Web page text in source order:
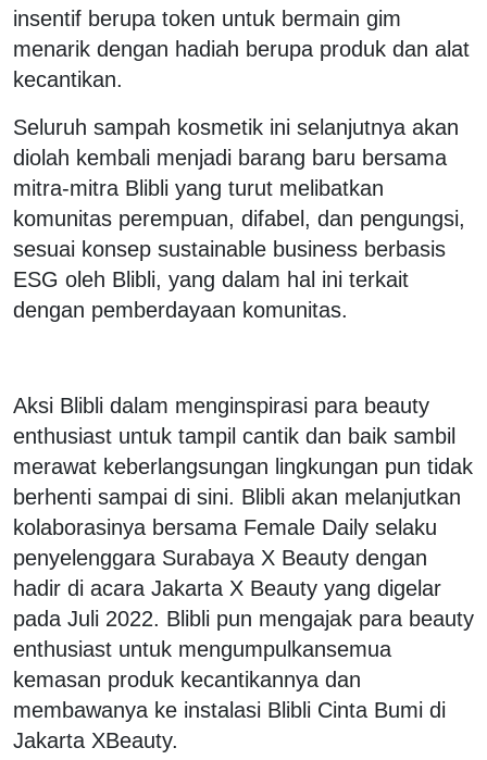
insentif berupa token untuk bermain gim
menarik dengan hadiah berupa produk dan alat
kecantikan.
Seluruh sampah kosmetik ini selanjutnya akan
diolah kembali menjadi barang baru bersama
mitra-mitra Blibli yang turut melibatkan
komunitas perempuan, difabel, dan pengungsi,
sesuai konsep sustainable business berbasis
ESG oleh Blibli, yang dalam hal ini terkait
dengan pemberdayaan komunitas.
Aksi Blibli dalam menginspirasi para beauty
enthusiast untuk tampil cantik dan baik sambil
merawat keberlangsungan lingkungan pun tidak
berhenti sampai di sini. Blibli akan melanjutkan
kolaborasinya bersama Female Daily selaku
penyelenggara Surabaya X Beauty dengan
hadir di acara Jakarta X Beauty yang digelar
pada Juli 2022. Blibli pun mengajak para beauty
enthusiast untuk mengumpulkansemua
kemasan produk kecantikannya dan
membawanya ke instalasi Blibli Cinta Bumi di
Jakarta XBeauty.